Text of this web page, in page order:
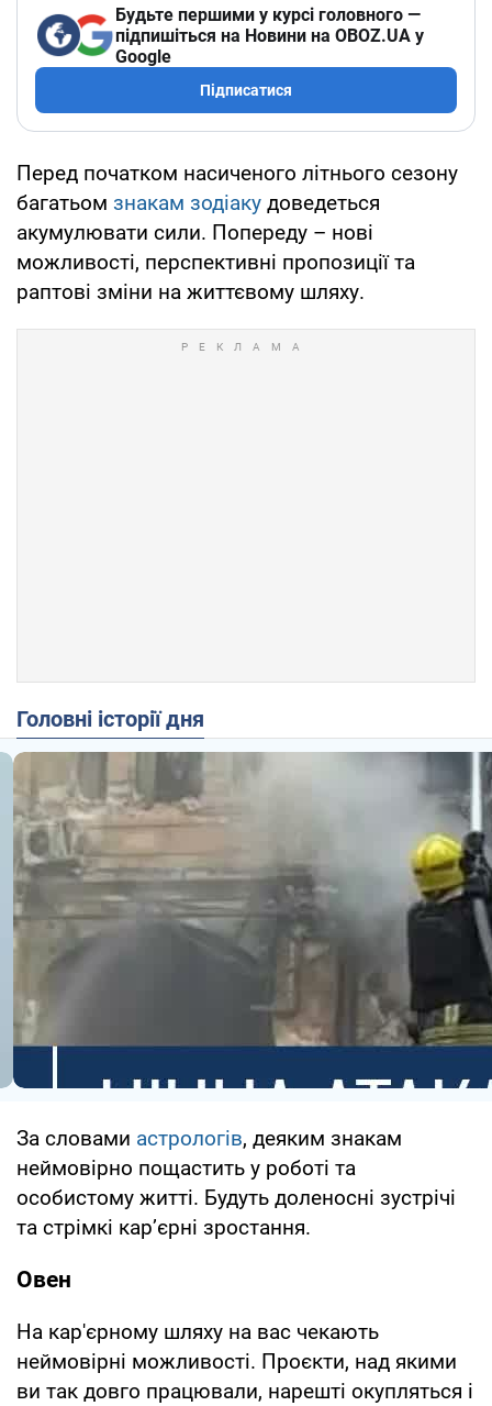
Будьте першими у курсі головного —
підпишіться на Новини на OBOZ.UA у
Google
Підписатися
Перед початком насиченого літнього сезону
багатьом знакам зодіаку доведеться
акумулювати сили. Попереду – нові
можливості, перспективні пропозиції та
раптові зміни на життєвому шляху.
Головні історії дня
За словами астрологів, деяким знакам
неймовірно пощастить у роботі та
особистому житті. Будуть доленосні зустрічі
та стрімкі кар’єрні зростання.
Овен
На кар'єрному шляху на вас чекають
неймовірні можливості. Проєкти, над якими
ви так довго працювали, нарешті окупляться і